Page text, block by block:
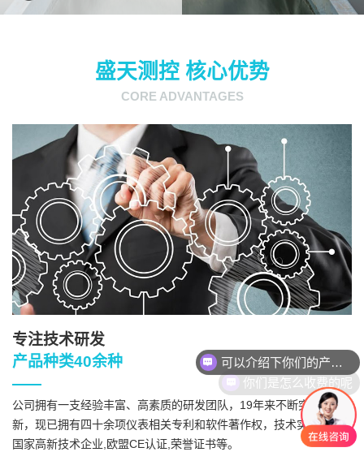
盛天测控 核心优势
CORE ADVANTAGES
专注技术研发
产品种类40余种
公司拥有一支经验丰富、高素质的研发团队，19年来不断突破与创
新，现已拥有四十余项仪表相关专利和软件著作权，技术实力雄厚,
国家高新技术企业,欧盟CE认证,荣誉证书等。
你们是怎么收费的呢